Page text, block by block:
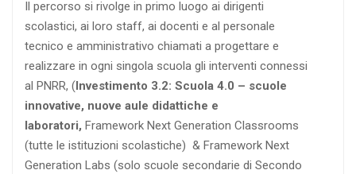
Il percorso si rivolge in primo luogo ai dirigenti
scolastici, ai loro staff, ai docenti e al personale
tecnico e amministrativo chiamati a progettare e
realizzare in ogni singola scuola gli interventi connessi
al PNRR, ( Investimento 3.2: Scuola 4.0 – scuole
innovative, nuove aule didattiche e
laboratori, Framework Next Generation Classrooms
(tutte le istituzioni scolastiche) & Framework Next
Generation Labs (solo scuole secondarie di Secondo